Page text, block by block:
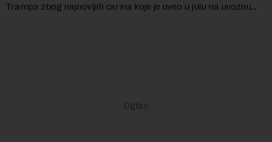
Trampa zbog najnovijih carina koje je uveo u julu na uvoznu